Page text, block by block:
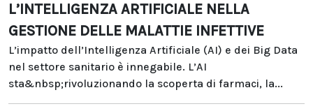
L’INTELLIGENZA ARTIFICIALE NELLA
GESTIONE DELLE MALATTIE INFETTIVE
L’impatto dell’Intelligenza Artificiale (AI) e dei Big Data
nel settore sanitario è innegabile. L’AI
sta&nbsp;rivoluzionando la scoperta di farmaci, la...